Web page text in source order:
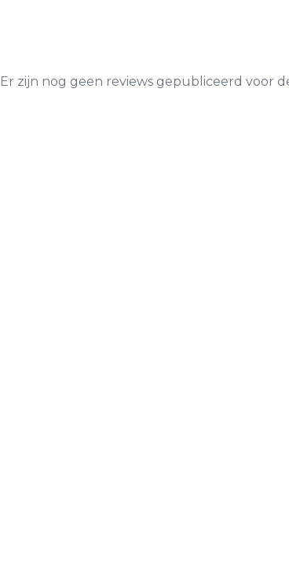
Er zijn nog geen reviews gepubliceerd voor